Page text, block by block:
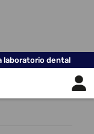
laboratorio dental